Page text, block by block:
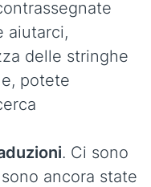
aiutarci,
delle stringhe
potete
. Ci sono
ancora state